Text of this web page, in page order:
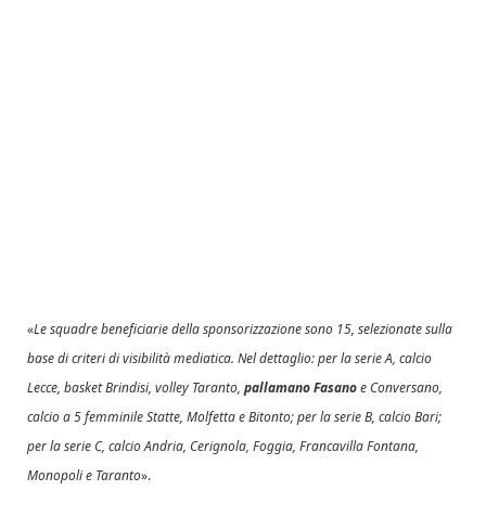
«Le squadre beneficiarie della sponsorizzazione sono 15, selezionate sulla
base di criteri di visibilità mediatica. Nel dettaglio: per la serie A, calcio
Lecce, basket Brindisi, volley Taranto, pallamano Fasanoe Conversano,
calcio a 5 femminile Statte, Molfetta e Bitonto; per la serie B, calcio Bari;
per la serie C, calcio Andria, Cerignola, Foggia, Francavilla Fontana,
Monopoli e Taranto».